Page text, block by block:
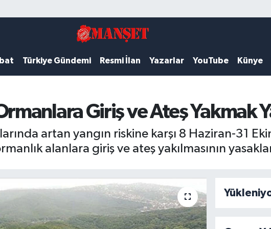
Türkiye Gündemi Resmi İlan Yazarlar YouTube Künye
Giriş ve Ateş Yakmak
artan yangın riskine karşı 8 Haziran-31
alanlara giriş ve ateş yakılmasının